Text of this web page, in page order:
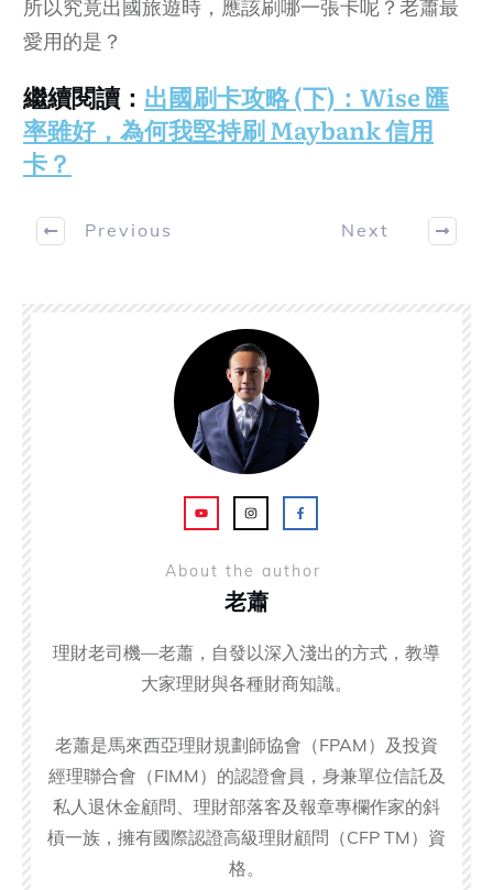
所以究竟出國旅遊時，應該刷哪一張卡呢？老蕭最
愛用的是？
繼續閱讀： 出國刷卡攻略 (下)：Wise 匯
率雖好，為何我堅持刷 Maybank 信用
卡？
Previous Next
About the author
老蕭
理財老司機—老蕭，自發以深入淺出的方式，教導
大家理財與各種財商知識。
老蕭是馬來西亞理財規劃師協會（FPAM）及投資
經理聯合會（FIMM）的認證會員，身兼單位信託及
私人退休金顧問、理財部落客及報章專欄作家的斜
槓一族，擁有國際認證高級理財顧問（CFP TM）資
格。